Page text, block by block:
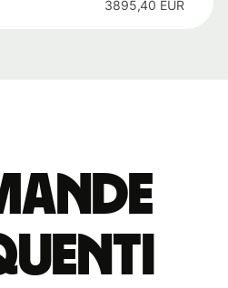
3895,40 EUR